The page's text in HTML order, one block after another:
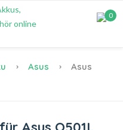
0
Asus
Asus